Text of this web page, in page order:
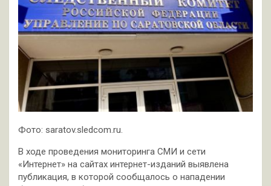
Фото: saratov.sledcom.ru.
В ходе проведения мониторинга СМИ и сети
«Интернет» на сайтах интернет-изданий выявлена
публикация, в которой сообщалось о нападении